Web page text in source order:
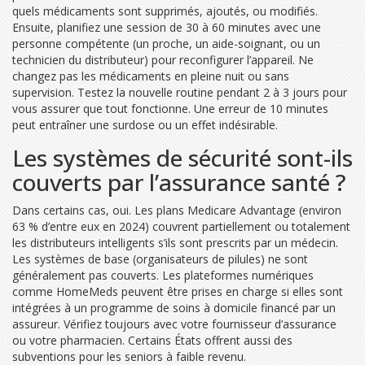
quels médicaments sont supprimés, ajoutés, ou modifiés.
Ensuite, planifiez une session de 30 à 60 minutes avec une
personne compétente (un proche, un aide-soignant, ou un
technicien du distributeur) pour reconfigurer l’appareil. Ne
changez pas les médicaments en pleine nuit ou sans
supervision. Testez la nouvelle routine pendant 2 à 3 jours pour
vous assurer que tout fonctionne. Une erreur de 10 minutes
peut entraîner une surdose ou un effet indésirable.
Les systèmes de sécurité sont-ils
couverts par l’assurance santé ?
Dans certains cas, oui. Les plans Medicare Advantage (environ
63 % d’entre eux en 2024) couvrent partiellement ou totalement
les distributeurs intelligents s’ils sont prescrits par un médecin.
Les systèmes de base (organisateurs de pilules) ne sont
généralement pas couverts. Les plateformes numériques
comme HomeMeds peuvent être prises en charge si elles sont
intégrées à un programme de soins à domicile financé par un
assureur. Vérifiez toujours avec votre fournisseur d’assurance
ou votre pharmacien. Certains États offrent aussi des
subventions pour les seniors à faible revenu.